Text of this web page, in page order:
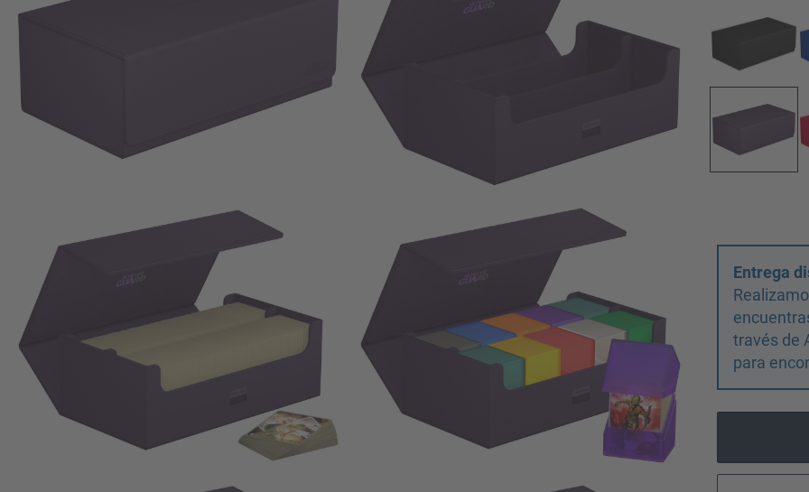
Entrega
través de
para